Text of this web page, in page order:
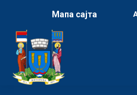
Мапа сајта